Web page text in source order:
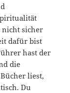
sicher
dafür bist
hast der
die
liest,
Du